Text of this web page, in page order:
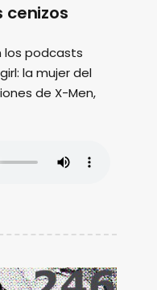
cenizos
los podcasts
la mujer del
de X-Men,